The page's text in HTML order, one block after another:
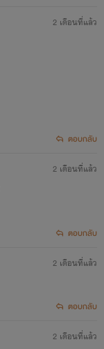
2 เดือนที่แล้ว
ตอบกลับ
2 เดือนที่แล้ว
ตอบกลับ
2 เดือนที่แล้ว
ตอบกลับ
2 เดือนที่แล้ว